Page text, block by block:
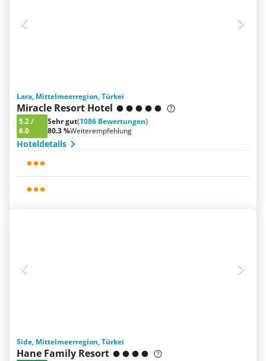
Lara, Mittelmeerregion, Türkei
Miracle Resort Hotel
5.2/
6.0
Sehr gut(1086 Bewertungen)
80.3 %Weiterempfehlung
Hoteldetails
Side, Mittelmeerregion, Türkei
Hane Family Resort